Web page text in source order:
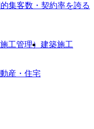
集客数・契約率を誇る
工管理） 建築施工
産・住宅